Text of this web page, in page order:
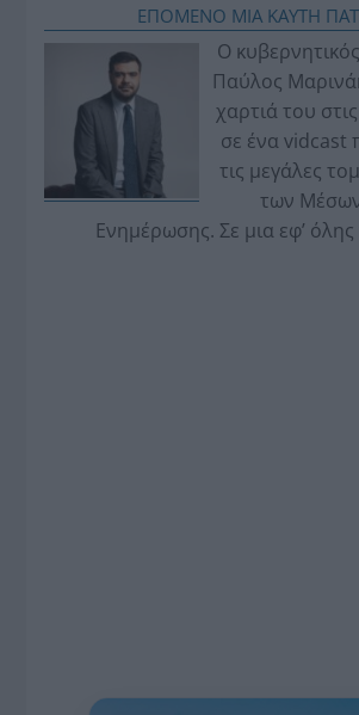
ΕΠΟΜΕΝΟ ΜΙΑ ΚΑΥΤΗ
Ο
Παύλος
χαρτιά του
σε ένα vidcast
τις μεγάλες
των
Ενημέρωσης. Σε μια εφ’